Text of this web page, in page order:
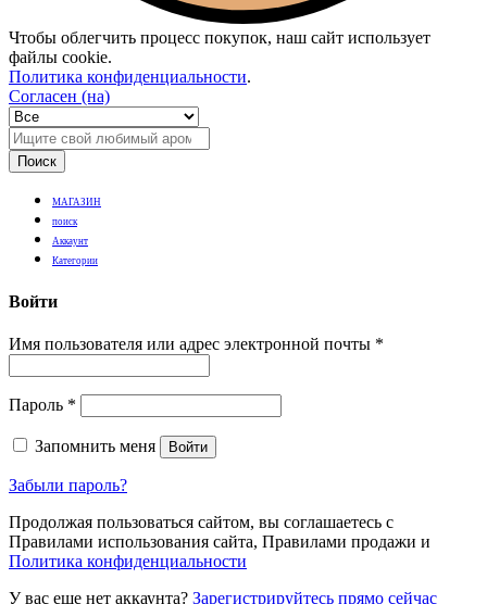
Чтобы облегчить процесс покупок, наш сайт использует
файлы cookie.
Политика конфиденциальности.
Согласен (на)
Поиск
МАГАЗИН
поиск
Аккаунт
Категории
Войти
Имя пользователя или адрес электронной почты *
Пароль *
Запомнить меня Войти
Забыли пароль?
Продолжая пользоваться сайтом, вы соглашаетесь с
Правилами использования сайта, Правилами продажи и
Политика конфиденциальности
У вас еще нет аккаунта? Зарегистрируйтесь прямо сейчас